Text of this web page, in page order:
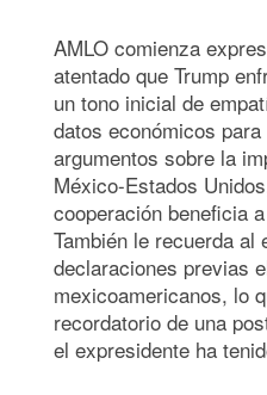
AMLO comienza
atentado que Trump
un tono inicial de
datos económicos
argumentos sobre la
México-Estados
cooperación beneficia
También le recuerda al
declaraciones previas
mexicoamericanos, lo
recordatorio de una
el expresidente ha